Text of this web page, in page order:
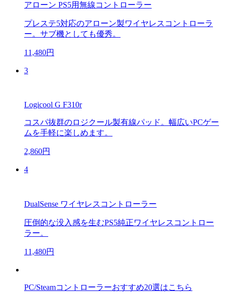
アローン PS5用無線コントローラー
プレステ5対応のアローン製ワイヤレスコントローラ
ー。サブ機としても優秀。
11,480円
3
Logicool G F310r
コスパ抜群のロジクール製有線パッド。幅広いPCゲー
ムを手軽に楽しめます。
2,860円
4
DualSense ワイヤレスコントローラー
圧倒的な没入感を生むPS5純正ワイヤレスコントロー
ラー。
11,480円
PC/Steamコントローラーおすすめ20選はこちら